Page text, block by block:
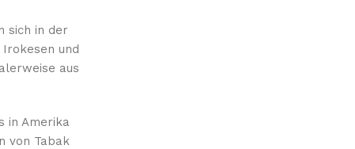
sich in der
Irokesen und
aus
in Amerika
von Tabak